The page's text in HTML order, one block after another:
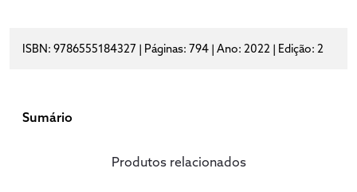
ISBN: 9786555184327 | Páginas: 794 | Ano: 2022 | Edição: 2
Sumário
Produtos relacionados